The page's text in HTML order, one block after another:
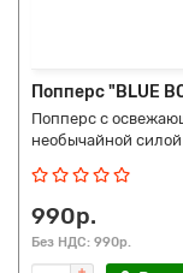
Попперс "BLUE
Попперс с
необычайной
990р.
Без НДС: 990р.